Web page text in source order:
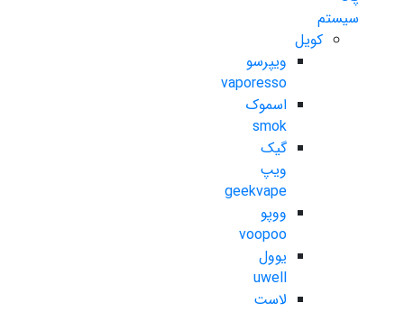
سیستم
کویل
ویپرسو
vaporesso
اسموک
smok
گیک
ویپ
geekvape
ووپو
voopoo
یوول
uwell
لاست